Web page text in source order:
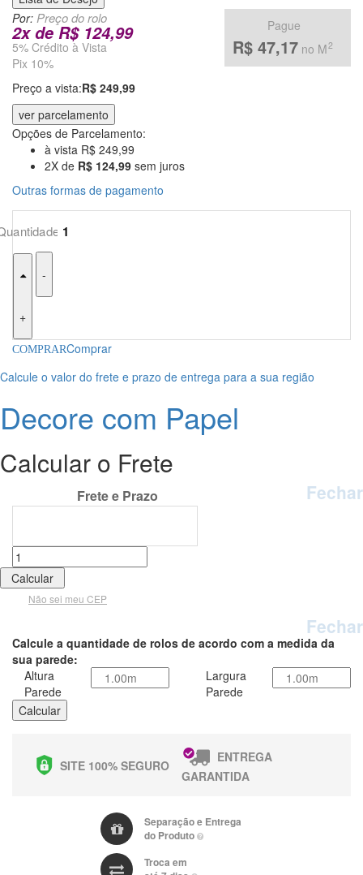
Parede
pela
Internet
Por:
2xdeR$ 124,99
5% Crédito à Vista
Pix 10%
Preço a vista:R$ 249,99
Pague
R$ 47,17 no M2
ver parcelamento
Opções de Parcelamento:
à vista R$ 249,99
2X de R$ 124,99 sem juros
Outras formas de pagamento
+
-
Comprar
Calcule o valor do frete e prazo de entrega para a sua região
Decore com Papel
Calcular o Frete
Fechar
Calcular o Frete
Não sei meu CEP
Fechar
Calcule a quantidade de rolos de acordo com a medida da
sua parede:
Altura
Parede
Largura
Parede
Calcular
SITE 100% SEGURO
ENTREGA
GARANTIDA
Separação e Entrega
do Produto
Troca em